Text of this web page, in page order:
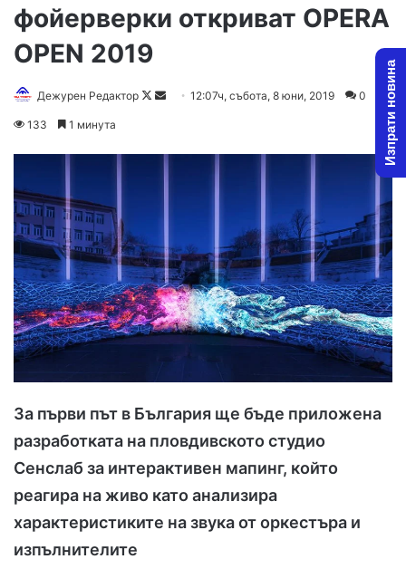
фойерверки откриват OPERA
OPEN 2019
Дежурен Редактор
F
n
X
d
m
a
i
l
12:07ч, събота, 8 юни, 2019 0
133 1 минута
За първи път в България ще бъде приложена
разработката на пловдивското студио
Сенслаб за интерактивен мапинг, който
реагира на живо като анализира
характеристиките на звука от оркестъра и
изпълнителите
Изпрати новина